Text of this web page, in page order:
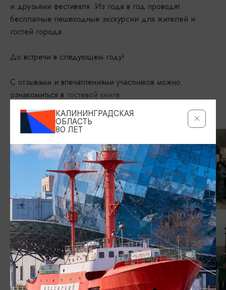
и друзьями фестиваля. Из года в год проводят
бесплатные пешеходные экскурсии для жителей и
гостей города.
До встречи в следующем году!
С отзывами и впечатлениями участников можно
ознакомиться в гостевой книге
КАЛИНИНГРАДСКАЯ
ОБЛАСТЬ
80 ЛЕТ